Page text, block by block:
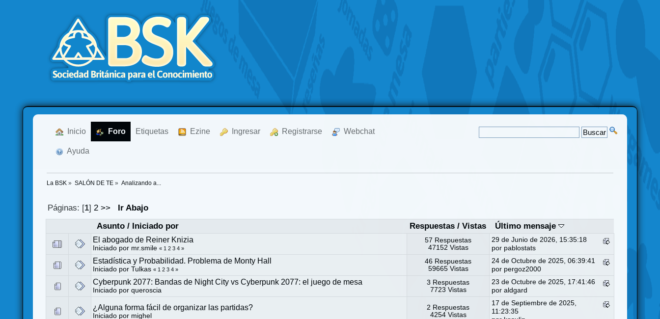
Inicio Foro Etiquetas Ezine Ingresar Registrarse Webchat
Ayuda
La BSK » SALÓN DE TE » Analizando a...
Páginas: [1] 2 >>
Ir Abajo
Asunto/ Iniciado por Respuestas /Vistas Último mensaje
El abogado de Reiner Knizia
Iniciado por mr.smile « 1 2 3 4 »
57 Respuestas
47152 Vistas
29 de Junio de 2026, 15:35:18
por pablostats
Estadística y Probabilidad. Problema de Monty Hall
Iniciado porTulkas « 1 2 3 4 »
46 Respuestas
59665 Vistas
24 de Octubre de 2025, 06:39:41
por pergoz2000
Cyberpunk 2077: Bandas de Night City vs Cyberpunk 2077: el juego de mesa
Iniciado porqueroscia
3 Respuestas
7723 Vistas
23 de Octubre de 2025, 17:41:46
poraldgard
¿Alguna forma fácil de organizar las partidas?
Iniciado por mighel
2 Respuestas
4254 Vistas
17 de Septiembre de 2025,
11:23:35